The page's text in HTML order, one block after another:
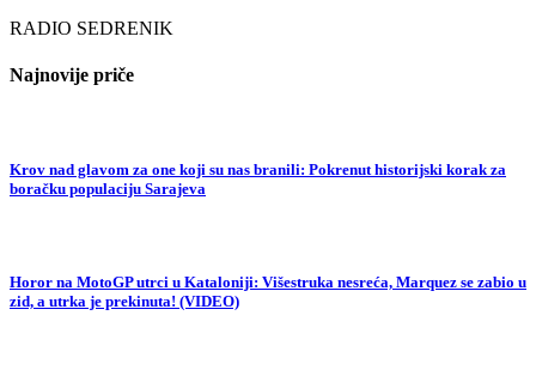
RADIO SEDRENIK
Najnovije priče
Krov nad glavom za one koji su nas branili: Pokrenut historijski korak za
boračku populaciju Sarajeva
Horor na MotoGP utrci u Kataloniji: Višestruka nesreća, Marquez se zabio u
zid, a utrka je prekinuta! (VIDEO)